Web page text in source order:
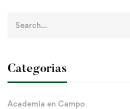
Categorias
Academia en Campo